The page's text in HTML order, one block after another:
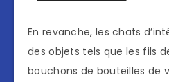
En revanche, les chats
des objets tels que les fils
bouchons de bouteilles de